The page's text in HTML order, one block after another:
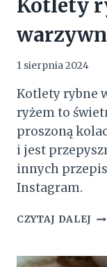
Kotlety
1 sierpnia 2024
Kotlety rybne
ryżem to
proszoną
i jest
innych
Instagram.
CZYTAJ DALEJ